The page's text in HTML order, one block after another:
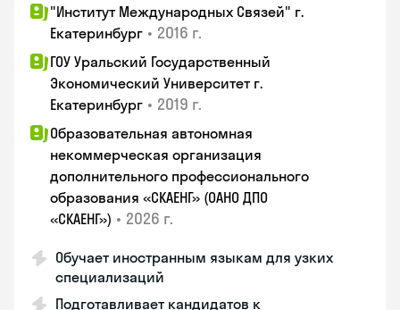
"Институт Международных Связей" г.
Екатеринбург • 2016 г.
ГОУ Уральский Государственный
Экономический Университет г.
Екатеринбург • 2019 г.
Образовательная автономная
некоммерческая организация
дополнительного профессионального
образования «СКАЕНГ» (ОАНО ДПО
«СКАЕНГ») • 2026 г.
Обучает иностранным языкам для узких
специализаций
Подготавливает кандидатов к